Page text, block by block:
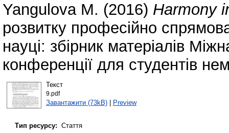
Yangulova M. (2016) Harmony
розвитку професійно
науці: збірник матеріалів
конференції для студентів
Текст
9.pdf
Завантажити (73kB)| Preview
Тип ресурсу: Стаття